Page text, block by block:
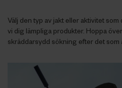
Välj den typ av jakt eller aktivitet
vi dig lämpliga produkter. Hoppa
skräddarsydd sökning efter det som